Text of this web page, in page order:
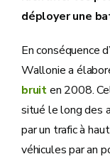
déployer une
En conséquence
Wallonie a
bruiten 2008.
situé le long des
par un trafic à
véhicules par an